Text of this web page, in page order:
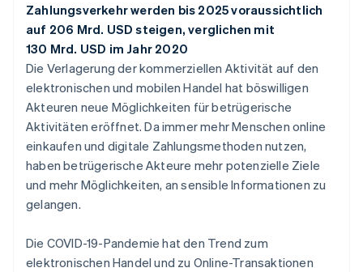
Zahlungsverkehr werden bis 2025 voraussichtlich
auf 206 Mrd. USD steigen, verglichen mit
130 Mrd. USD im Jahr 2020
Die Verlagerung der kommerziellen Aktivität auf den
elektronischen und mobilen Handel hat böswilligen
Akteuren neue Möglichkeiten für betrügerische
Aktivitäten eröffnet. Da immer mehr Menschen online
einkaufen und digitale Zahlungsmethoden nutzen,
haben betrügerische Akteure mehr potenzielle Ziele
und mehr Möglichkeiten, an sensible Informationen zu
gelangen.
Die COVID-19-Pandemie hat den Trend zum
elektronischen Handel und zu Online-Transaktionen